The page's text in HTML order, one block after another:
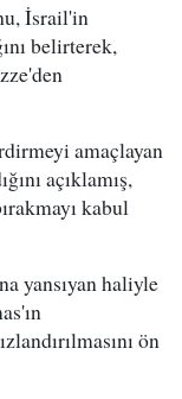
İsrail'in
belirterek,
amaçlayan
açıklamış,
kabul
yansıyan haliyle
ön